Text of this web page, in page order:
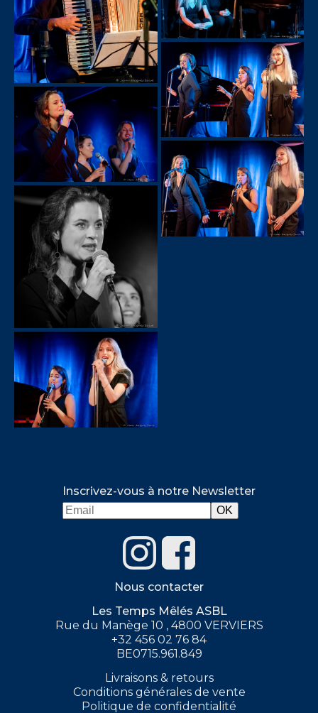
Inscrivez-vous à notre Newsletter
Nous contacter
Les Temps Mêlés ASBL
Rue du Manège 10 , 4800 VERVIERS
+32 456 02 76 84
BE0715.961.849
Livraisons & retours
Conditions générales de vente
Politique de confidentialité